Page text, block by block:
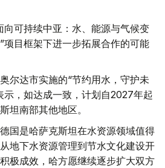
向可持续中亚：水、能源与气候变
项目框架下进一步拓展合作的可能
尔达市实施的“节约用水，守护未
示，如达成一致，计划自2027年起
坦南部其他地区。
国是哈萨克斯坦在水资源领域值得
地下水资源管理到节水文化建设开
极成效，哈方愿继续逐步扩大双方